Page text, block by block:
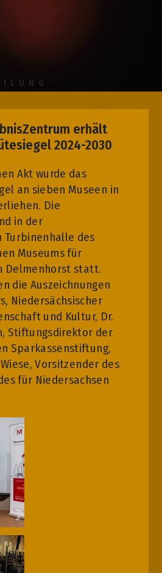
erhält
2024-2030
Akt wurde das
an sieben Museen in
Die
in der
Turbinenhalle des
Museums für
Delmenhorst statt.
die Auszeichnungen
Niedersächsischer
und Kultur, Dr.
Stiftungsdirektor der
Sparkassenstiftung,
Vorsitzender des
für Niedersachsen